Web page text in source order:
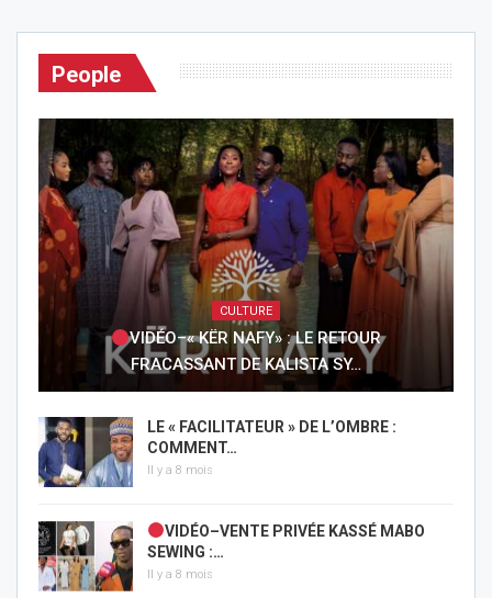
People
CULTURE
VIDÉO–« KËR NAFY» : LE RETOUR
FRACASSANT DE KALISTA SY…
LE « FACILITATEUR » DE L’OMBRE :
COMMENT…
Il y a 8 mois
VIDÉO–VENTE PRIVÉE KASSÉ MABO
SEWING :…
Il y a 8 mois